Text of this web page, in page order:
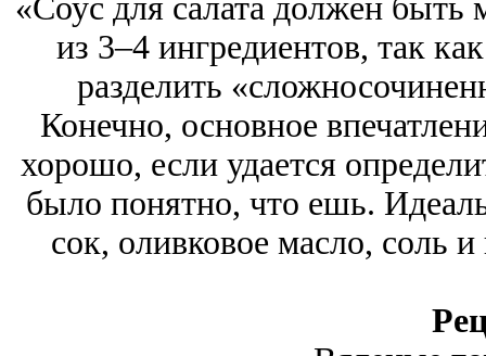
«Соус для салата должен быть
из 3–4 ингредиентов, так
разделить
Конечно, основное
хорошо, если удается
было понятно, что ешь.
сок, оливковое масло, соль